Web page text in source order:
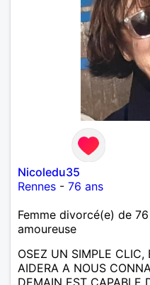
Nicoledu35
Rennes - 76 ans
Femme divorcé(e) de
amoureuse
OSEZ UN SIMPLE CLIC,
AIDERA A NOUS
DEMAIN EST CAPABLE